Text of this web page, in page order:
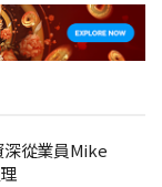
從業員Mike